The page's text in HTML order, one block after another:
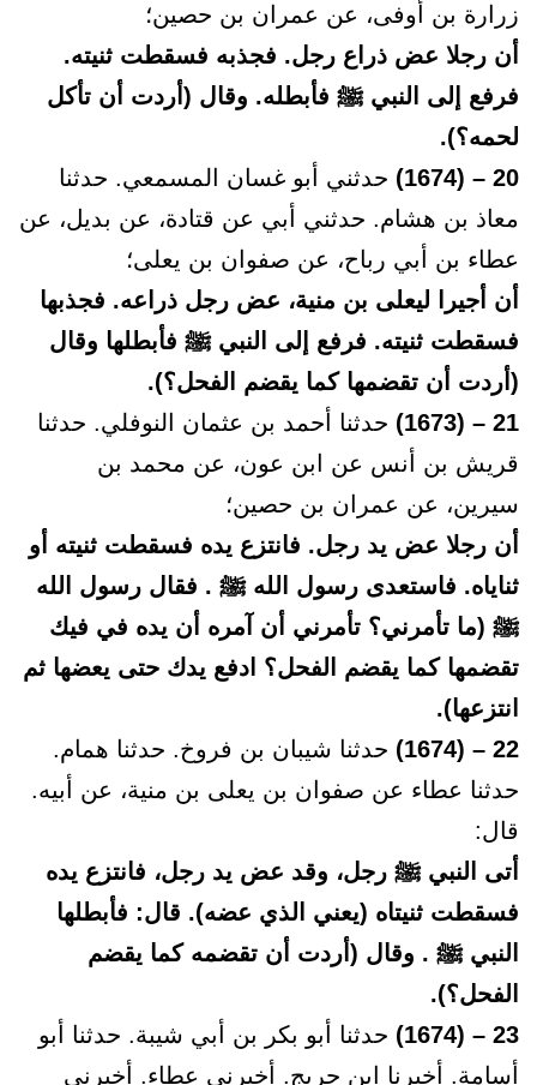
زرارة بن أوفى، عن عمران بن حصين؛
أن رجلا عض ذراع رجل. فجذبه فسقطت ثنيته.
فرفع إلى النبي ﷺ فأبطله. وقال (أردت أن تأكل
لحمه؟).
20 – (1674)
حدثني أبو غسان المسمعي. حدثنا
معاذ بن هشام. حدثني أبي عن قتادة، عن بديل، عن
عطاء بن أبي رباح، عن صفوان بن يعلى؛
أن أجيرا ليعلى بن منية، عض رجل ذراعه. فجذبها
فسقطت ثنيته. فرفع إلى النبي ﷺ فأبطلها وقال
(أردت أن تقضمها كما يقضم الفحل؟).
21 – (1673)
حدثنا أحمد بن عثمان النوفلي. حدثنا
قريش بن أنس عن ابن عون، عن محمد بن
سيرين، عن عمران بن حصين؛
أن رجلا عض يد رجل. فانتزع يده فسقطت ثنيته أو
ثناياه. فاستعدى رسول الله ﷺ . فقال رسول الله
ﷺ (ما تأمرني؟ تأمرني أن آمره أن يده في فيك
تقضمها كما يقضم الفحل؟ ادفع يدك حتى يعضها ثم
انتزعها).
22 – (1674)
حدثنا شيبان بن فروخ. حدثنا همام.
حدثنا عطاء عن صفوان بن يعلى بن منية، عن أبيه.
قال:
أتى النبي ﷺ رجل، وقد عض يد رجل، فانتزع يده
فسقطت ثنيتاه (يعني الذي عضه). قال: فأبطلها
النبي ﷺ . وقال (أردت أن تقضمه كما يقضم
الفحل؟).
23 – (1674)
حدثنا أبو بكر بن أبي شيبة. حدثنا أبو
أسامة. أخبرنا ابن جريج. أخبرني عطاء. أخبرني